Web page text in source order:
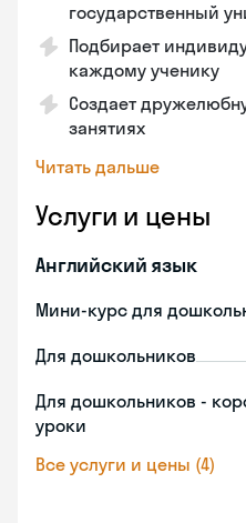
государственный
Подбирает
каждому ученику
Создает
занятиях
Читать дальше
Услуги и цены
Английский язык
Мини-курс для
Для дошкольников
Для дошкольников -
уроки
Все услуги и цены (4)